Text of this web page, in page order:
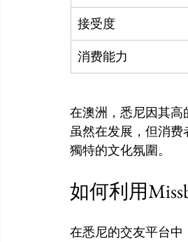
接受度
消费能力
在澳洲，悉尼因其
虽然在发展，但消
如何利用
在悉尼的交友平台